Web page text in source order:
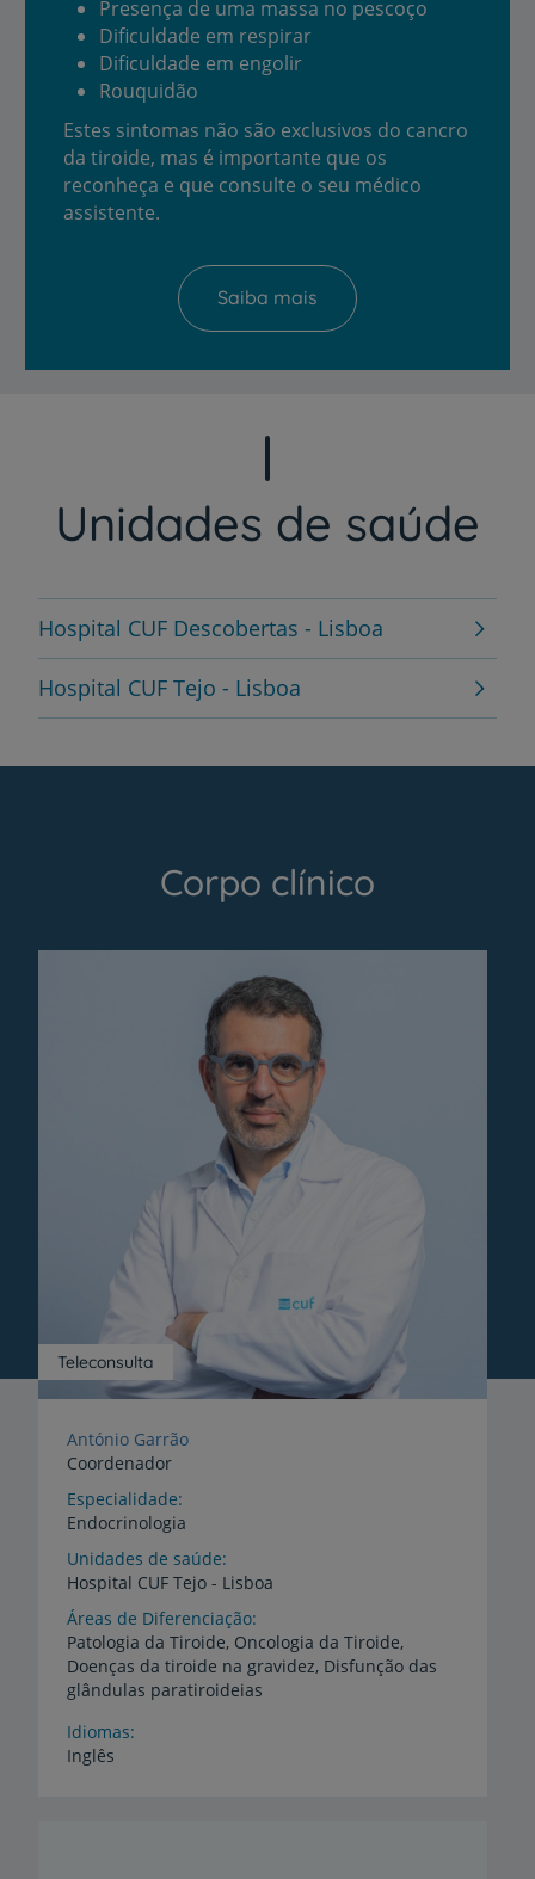
Presença de uma massa no pescoço
Dificuldade em respirar
Dificuldade em engolir
Rouquidão
Estes sintomas não são exclusivos do cancro
da tiroide, mas é importante que os
reconheça e que consulte o seu médico
assistente.
Saiba mais
Unidades de saúde
Hospital CUF Descobertas - Lisboa
Hospital CUF Tejo - Lisboa
Corpo clínico
Teleconsulta
António Garrão
Coordenador
Especialidade
Endocrinologia
Unidades de saúde
Hospital CUF Tejo - Lisboa
Áreas de Diferenciação
Patologia da Tiroide, Oncologia da Tiroide,
Doenças da tiroide na gravidez, Disfunção das
glândulas paratiroideias
Idiomas
Inglês